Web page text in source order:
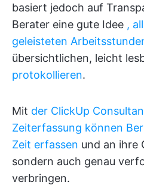
basiert jedoch auf
Berater eine gute Idee ,
geleisteten
übersichtlichen, leicht
protokollieren.
Mit der ClickUp
Zeiterfassung können
Zeit erfassen und an ihre
sondern auch genau
verbringen.